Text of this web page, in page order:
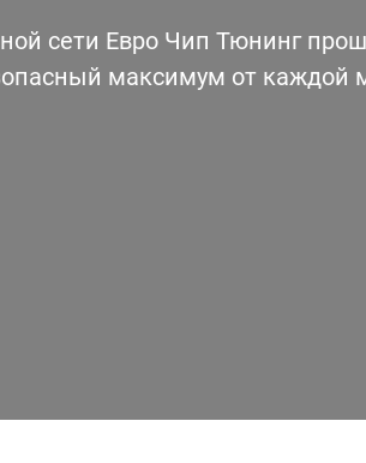
сети Евро Чип Тюнинг
максимум от